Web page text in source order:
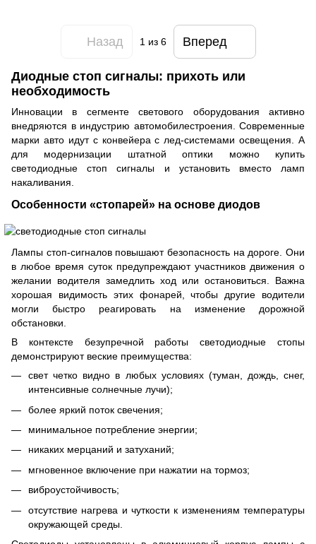
Назад 1 из 6 Вперед
Диодные стоп сигналы: прихоть или
необходимость
Инновации в сегменте светового оборудования активно
внедряются в индустрию автомобилестроения. Современные
марки авто идут с конвейера с лед-системами освещения. А
для модернизации штатной оптики можно купить
светодиодные стоп сигналы и установить вместо ламп
накаливания.
Особенности «стопарей» на основе диодов
Лампы стоп-сигналов повышают безопасность на дороге. Они
в любое время суток предупреждают участников движения о
желании водителя замедлить ход или остановиться. Важна
хорошая видимость этих фонарей, чтобы другие водители
могли быстро реагировать на изменение дорожной
обстановки.
В контексте безупречной работы светодиодные стопы
демонстрируют веские преимущества:
свет четко видно в любых условиях (туман, дождь, снег,
интенсивные солнечные лучи);
более яркий поток свечения;
минимальное потребление энергии;
никаких мерцаний и затуханий;
мгновенное включение при нажатии на тормоз;
виброустойчивость;
отсутствие нагрева и чуткости к изменениям температуры
окружающей среды.